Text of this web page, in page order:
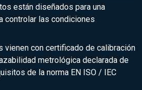
están diseñados para una
controlar las condiciones
vienen con certificado de calibración
metrológica declarada de
de la norma EN ISO / IEC